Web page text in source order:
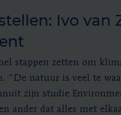
Ivo van
stappen zetten om
"De natuur is veel te
zijn studie
ander dat alles met